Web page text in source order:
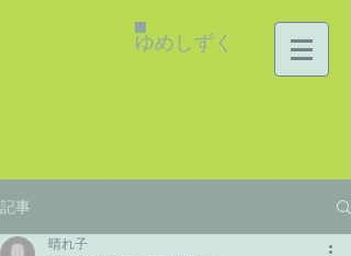
ゆめしずく
記事
晴れ子